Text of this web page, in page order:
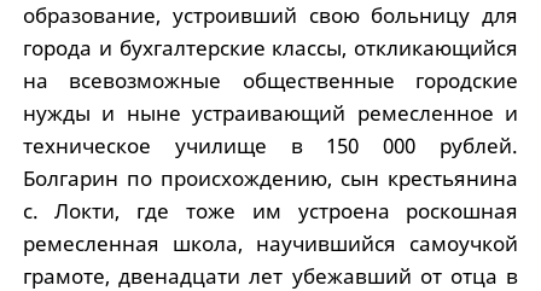
образование, устроивший свою больницу для
города и бухгалтерские классы, откликающийся
на всевозможные общественные городские
нужды и ныне устраивающий ремесленное и
техническое училище в 150 000 рублей.
Болгарин по происхождению, сын крестьянина
с. Локти, где тоже им устроена роскошная
ремесленная школа, научившийся самоучкой
грамоте, двенадцати лет убежавший от отца в